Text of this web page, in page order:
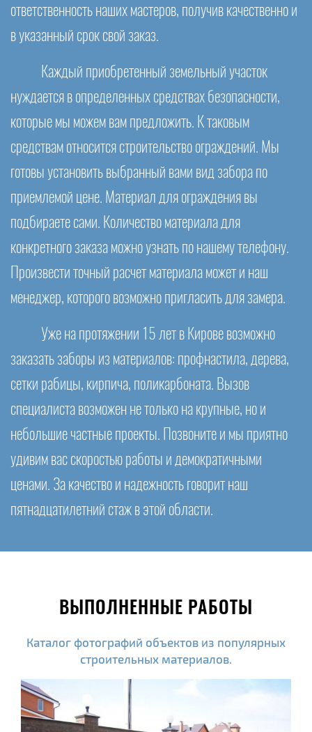
ответственность наших мастеров, получив качественно и
в указанный срок свой заказ.
Каждый приобретенный земельный участок
нуждается в определенных средствах безопасности,
которые мы можем вам предложить. К таковым
средствам относится строительство ограждений. Мы
готовы установить выбранный вами вид забора по
приемлемой цене. Материал для ограждения вы
подбираете сами. Количество материала для
конкретного заказа можно узнать по нашему телефону.
Произвести точный расчет материала может и наш
менеджер, которого возможно пригласить для замера.
Уже на протяжении 15 лет в Кирове возможно
заказать заборы из материалов: профнастила, дерева,
сетки рабицы, кирпича, поликарбоната. Вызов
специалиста возможен не только на крупные, но и
небольшие частные проекты. Позвоните и мы приятно
удивим вас скоростью работы и демократичными
ценами. За качество и надежность говорит наш
пятнадцатилетний стаж в этой области.
ВЫПОЛНЕННЫЕ РАБОТЫ
Каталог фотографий объектов из популярных
строительных материалов.